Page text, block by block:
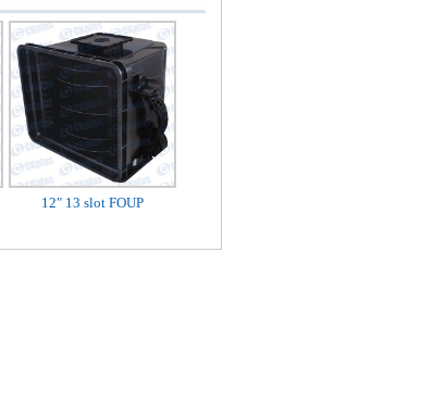
12" 13 slot FOUP